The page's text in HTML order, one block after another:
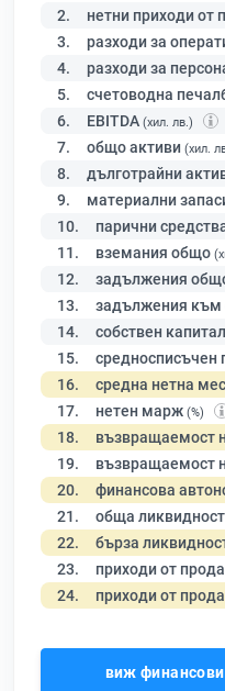
2. нетни приходи от
3. разходи за
4. разходи за
5. счетоводна
6. EBITDA (хил. лв.)
7. общо активи (хил.
8. дълготрайни
9. материални
10. парични
11. вземания общо
12. задължения
13. задължения към
14. собствен капитал
15. средносписъчен
16. средна нетна
17. нетен марж (%)
18. възвращаемост
19. възвращаемост
20. финансова
21. обща ликвидност
22. бърза
23. приходи от
24. приходи от
виж финансови